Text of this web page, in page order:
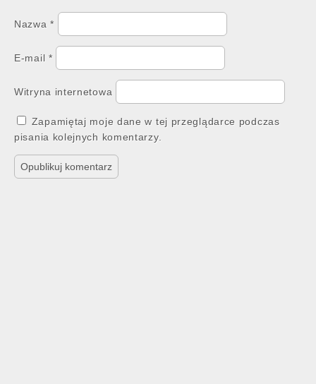
Nazwa*
E-mail *
Witryna internetowa
Zapamiętaj moje dane w tej przeglądarce podczas
pisania kolejnych komentarzy.